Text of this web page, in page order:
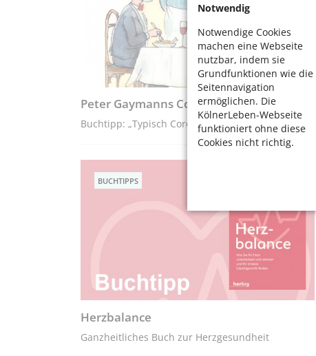
Notwendig
Notwendige Cookies
machen eine Webseite
nutzbar, indem sie
Grundfunktionen wie die
Seitennavigation
ermöglichen. Die
KölnerLeben-Webseite
funktioniert ohne diese
Cookies nicht richtig.
Peter Gaymanns Corona Tagebuch
Buchtipp: „Typisch Corona!“
BUCHTIPPS
Herzbalance
Ganzheitliches Buch zur Herzgesundheit